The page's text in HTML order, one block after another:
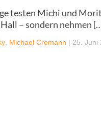
testen Michi und
– sondern nehmen
Michael Cremann | 25. Juni